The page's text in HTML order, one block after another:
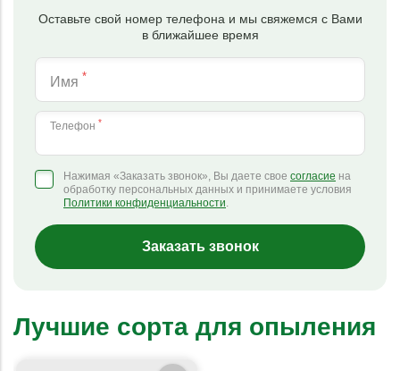
Оставьте свой номер телефона и мы свяжемся с Вами
в ближайшее время
Имя *
Телефон *
Нажимая «Заказать звонок», Вы даете свое согласие на
обработку персональных данных и принимаете условия
Политики конфиденциальности.
Заказать звонок
Лучшие сорта для опыления